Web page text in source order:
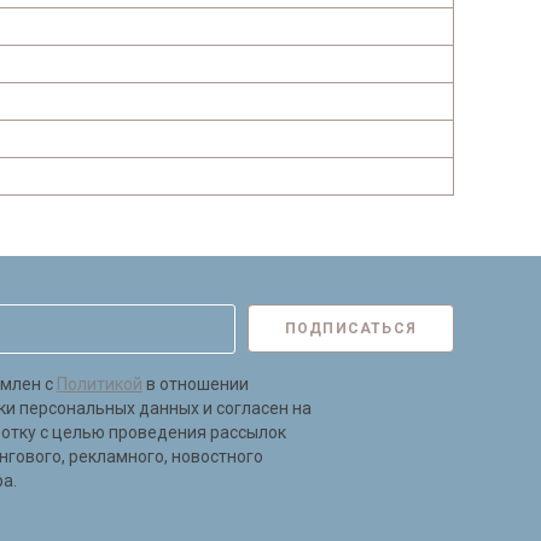
ПОДПИСАТЬСЯ
с Политикой в отношении
персональных данных и согласен на
с целью проведения рассылок
рекламного, новостного